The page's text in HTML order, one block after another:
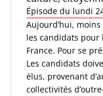
Épisode du lundi
Aujourd’hui,
les candidats pour
France. Pour se
Les candidats
élus, provenant
collectivités